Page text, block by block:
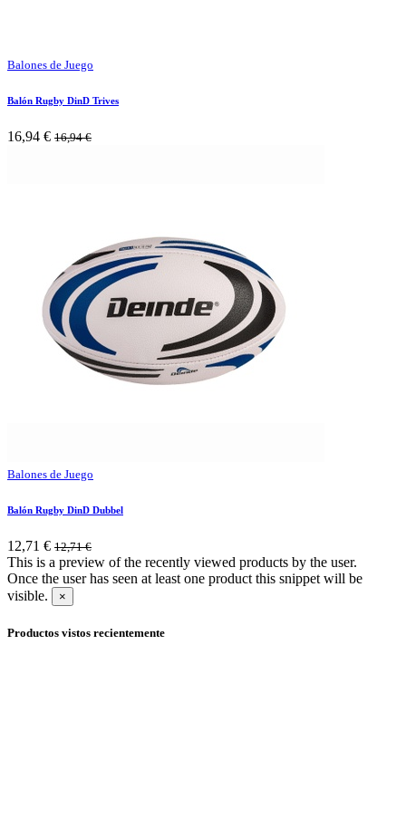
Balones de Juego
Balón Rugby DinD Trives
16,94 € 16,94€
Balones de Juego
Balón Rugby DinD Dubbel
12,71 € 12,71€
This is a preview of the recently viewed products by the user.
Once the user has seen at least one product this snippet will be
visible.
×
Productos vistos recientemente